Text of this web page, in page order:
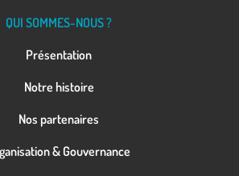
QUI SOMMES-NOUS ?
Présentation
Notre histoire
Nos partenaires
& Gouvernance